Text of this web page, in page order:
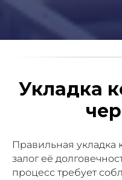
Укладка
Правильная
залог её
процесс требует